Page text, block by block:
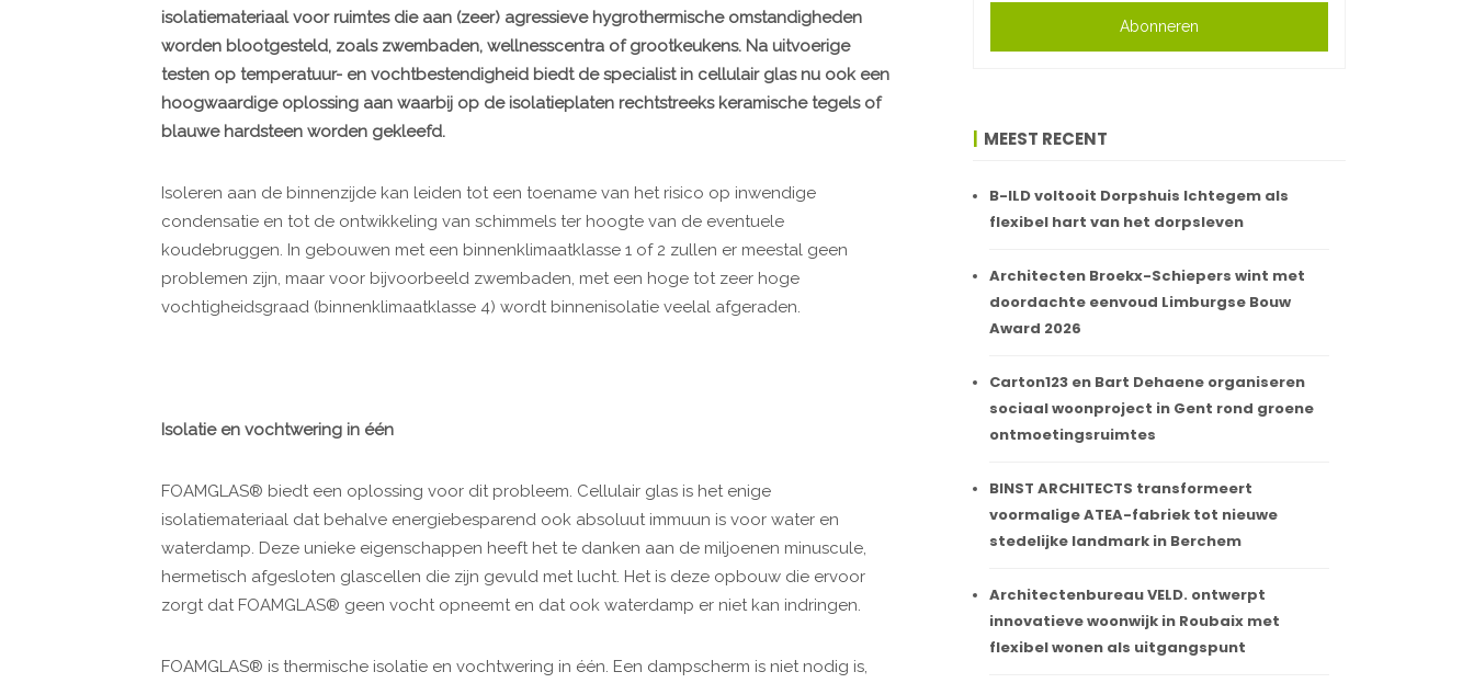
isolatiemateriaal voor ruimtes die aan (zeer) agressieve hygrothermische omstandigheden
worden blootgesteld, zoals zwembaden, wellnesscentra of grootkeukens. Na uitvoerige
testen op temperatuur- en vochtbestendigheid biedt de specialist in cellulair glas nu ook een
hoogwaardige oplossing aan waarbij op de isolatieplaten rechtstreeks keramische tegels of
blauwe hardsteen worden gekleefd.
Isoleren aan de binnenzijde kan leiden tot een toename van het risico op inwendige
condensatie en tot de ontwikkeling van schimmels ter hoogte van de eventuele
koudebruggen. In gebouwen met een binnenklimaatklasse 1 of 2 zullen er meestal geen
problemen zijn, maar voor bijvoorbeeld zwembaden, met een hoge tot zeer hoge
vochtigheidsgraad (binnenklimaatklasse 4) wordt binnenisolatie veelal afgeraden.
Isolatie en vochtwering in één
FOAMGLAS® biedt een oplossing voor dit probleem. Cellulair glas is het enige
isolatiemateriaal dat behalve energiebesparend ook absoluut immuun is voor water en
waterdamp. Deze unieke eigenschappen heeft het te danken aan de miljoenen minuscule,
hermetisch afgesloten glascellen die zijn gevuld met lucht. Het is deze opbouw die ervoor
zorgt dat FOAMGLAS® geen vocht opneemt en dat ook waterdamp er niet kan indringen.
FOAMGLAS® is thermische isolatie en vochtwering in één. Een dampscherm is niet nodig is,
Abonneren
MEEST RECENT
B-ILD voltooit Dorpshuis Ichtegem als
flexibel hart van het dorpsleven
Architecten Broekx-Schiepers wint met
doordachte eenvoud Limburgse Bouw
Award 2026
Carton123 en Bart Dehaene organiseren
sociaal woonproject in Gent rond groene
ontmoetingsruimtes
BINST ARCHITECTS transformeert
voormalige ATEA-fabriek tot nieuwe
stedelijke landmark in Berchem
Architectenbureau VELD. ontwerpt
innovatieve woonwijk in Roubaix met
flexibel wonen als uitgangspunt